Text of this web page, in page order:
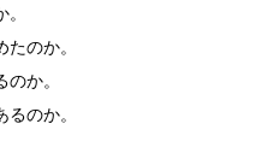
のか。
か。
のか。